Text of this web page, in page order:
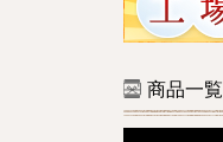
商品一覧